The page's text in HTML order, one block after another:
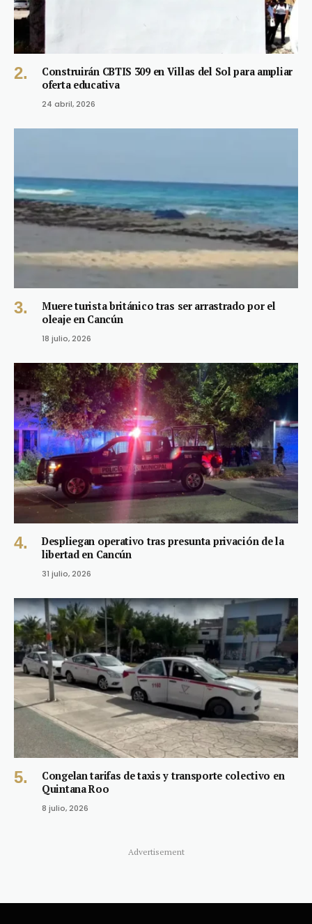
Construirán CBTIS 309 en Villas del Sol para ampliar
oferta educativa
24 abril, 2026
Muere turista británico tras ser arrastrado por el
oleaje en Cancún
18 julio, 2026
Despliegan operativo tras presunta privación de la
libertad en Cancún
31 julio, 2026
Congelan tarifas de taxis y transporte colectivo en
Quintana Roo
8 julio, 2026
Advertisement